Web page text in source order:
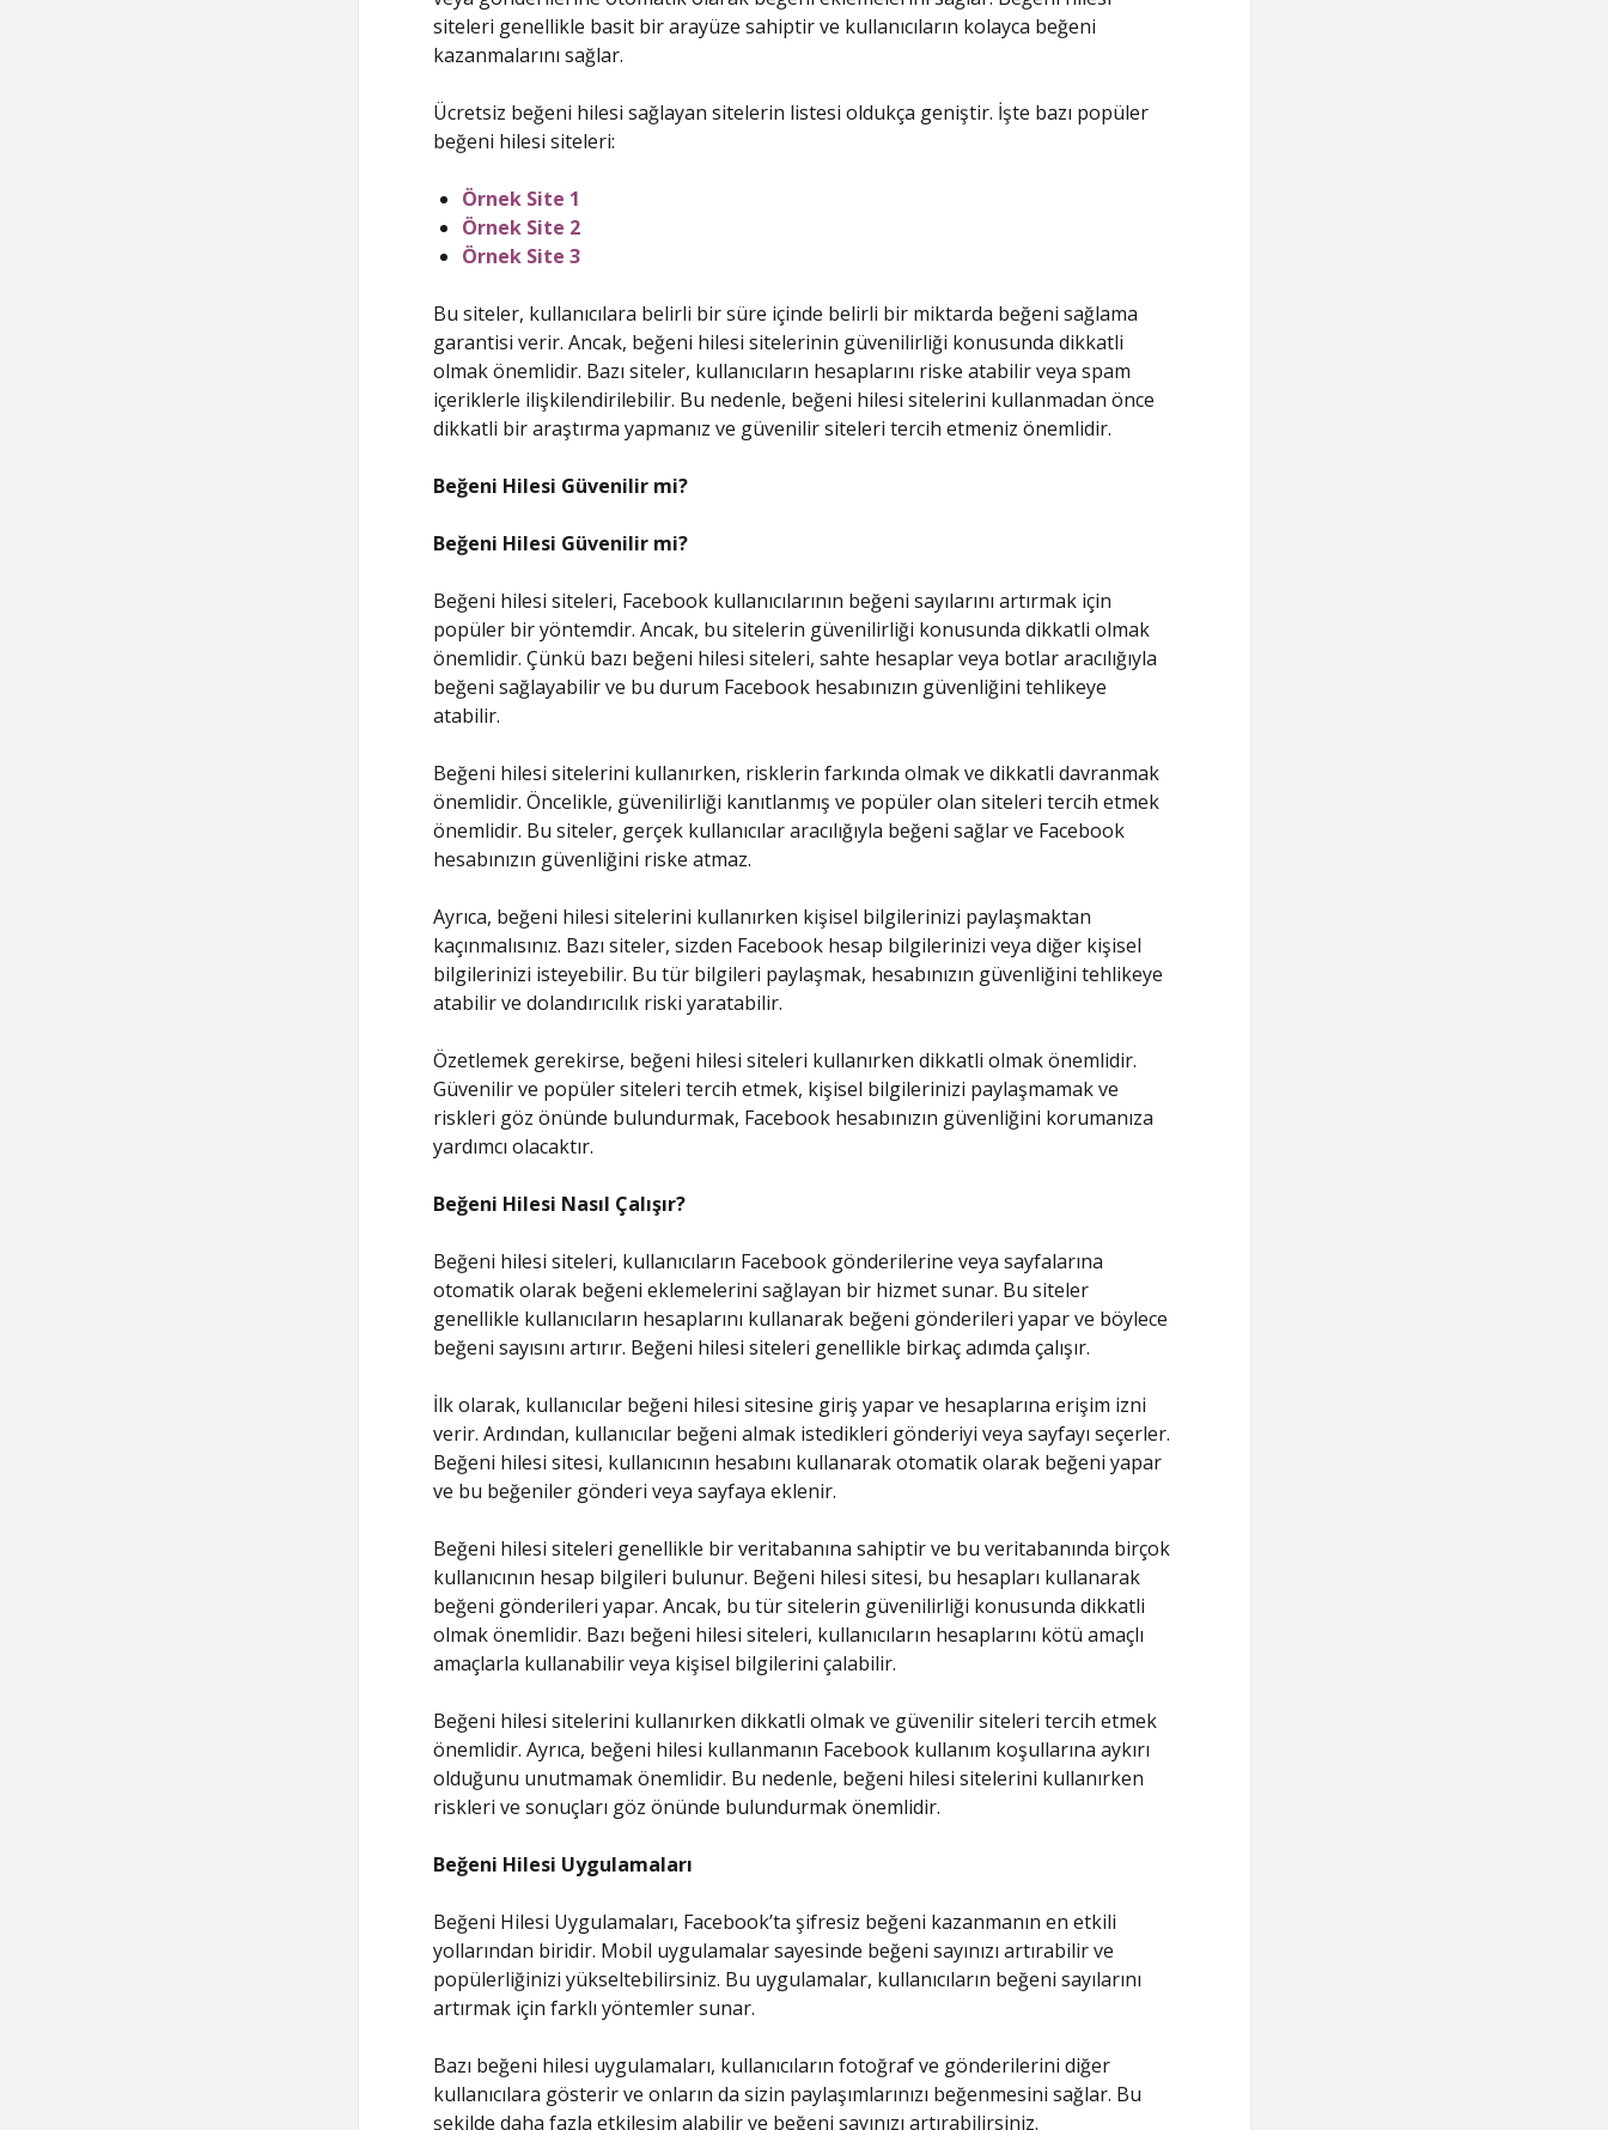
siteleri genellikle basit bir arayüze sahiptir ve kullanıcıların kolayca beğeni
kazanmalarını sağlar.
Ücretsiz beğeni hilesi sağlayan sitelerin listesi oldukça geniştir. İşte bazı popüler
beğeni hilesi siteleri:
Örnek Site 1
Örnek Site 2
Örnek Site 3
Bu siteler, kullanıcılara belirli bir süre içinde belirli bir miktarda beğeni sağlama
garantisi verir. Ancak, beğeni hilesi sitelerinin güvenilirliği konusunda dikkatli
olmak önemlidir. Bazı siteler, kullanıcıların hesaplarını riske atabilir veya spam
içeriklerle ilişkilendirilebilir. Bu nedenle, beğeni hilesi sitelerini kullanmadan önce
dikkatli bir araştırma yapmanız ve güvenilir siteleri tercih etmeniz önemlidir.
Beğeni Hilesi Güvenilir mi?
Beğeni Hilesi Güvenilir mi?
Beğeni hilesi siteleri, Facebook kullanıcılarının beğeni sayılarını artırmak için
popüler bir yöntemdir. Ancak, bu sitelerin güvenilirliği konusunda dikkatli olmak
önemlidir. Çünkü bazı beğeni hilesi siteleri, sahte hesaplar veya botlar aracılığıyla
beğeni sağlayabilir ve bu durum Facebook hesabınızın güvenliğini tehlikeye
atabilir.
Beğeni hilesi sitelerini kullanırken, risklerin farkında olmak ve dikkatli davranmak
önemlidir. Öncelikle, güvenilirliği kanıtlanmış ve popüler olan siteleri tercih etmek
önemlidir. Bu siteler, gerçek kullanıcılar aracılığıyla beğeni sağlar ve Facebook
hesabınızın güvenliğini riske atmaz.
Ayrıca, beğeni hilesi sitelerini kullanırken kişisel bilgilerinizi paylaşmaktan
kaçınmalısınız. Bazı siteler, sizden Facebook hesap bilgilerinizi veya diğer kişisel
bilgilerinizi isteyebilir. Bu tür bilgileri paylaşmak, hesabınızın güvenliğini tehlikeye
atabilir ve dolandırıcılık riski yaratabilir.
Özetlemek gerekirse, beğeni hilesi siteleri kullanırken dikkatli olmak önemlidir.
Güvenilir ve popüler siteleri tercih etmek, kişisel bilgilerinizi paylaşmamak ve
riskleri göz önünde bulundurmak, Facebook hesabınızın güvenliğini korumanıza
yardımcı olacaktır.
Beğeni Hilesi Nasıl Çalışır?
Beğeni hilesi siteleri, kullanıcıların Facebook gönderilerine veya sayfalarına
otomatik olarak beğeni eklemelerini sağlayan bir hizmet sunar. Bu siteler
genellikle kullanıcıların hesaplarını kullanarak beğeni gönderileri yapar ve böylece
beğeni sayısını artırır. Beğeni hilesi siteleri genellikle birkaç adımda çalışır.
İlk olarak, kullanıcılar beğeni hilesi sitesine giriş yapar ve hesaplarına erişim izni
verir. Ardından, kullanıcılar beğeni almak istedikleri gönderiyi veya sayfayı seçerler.
Beğeni hilesi sitesi, kullanıcının hesabını kullanarak otomatik olarak beğeni yapar
ve bu beğeniler gönderi veya sayfaya eklenir.
Beğeni hilesi siteleri genellikle bir veritabanına sahiptir ve bu veritabanında birçok
kullanıcının hesap bilgileri bulunur. Beğeni hilesi sitesi, bu hesapları kullanarak
beğeni gönderileri yapar. Ancak, bu tür sitelerin güvenilirliği konusunda dikkatli
olmak önemlidir. Bazı beğeni hilesi siteleri, kullanıcıların hesaplarını kötü amaçlı
amaçlarla kullanabilir veya kişisel bilgilerini çalabilir.
Beğeni hilesi sitelerini kullanırken dikkatli olmak ve güvenilir siteleri tercih etmek
önemlidir. Ayrıca, beğeni hilesi kullanmanın Facebook kullanım koşullarına aykırı
olduğunu unutmamak önemlidir. Bu nedenle, beğeni hilesi sitelerini kullanırken
riskleri ve sonuçları göz önünde bulundurmak önemlidir.
Beğeni Hilesi Uygulamaları
Beğeni Hilesi Uygulamaları, Facebook’ta şifresiz beğeni kazanmanın en etkili
yollarından biridir. Mobil uygulamalar sayesinde beğeni sayınızı artırabilir ve
popülerliğinizi yükseltebilirsiniz. Bu uygulamalar, kullanıcıların beğeni sayılarını
artırmak için farklı yöntemler sunar.
Bazı beğeni hilesi uygulamaları, kullanıcıların fotoğraf ve gönderilerini diğer
kullanıcılara gösterir ve onların da sizin paylaşımlarınızı beğenmesini sağlar. Bu
şekilde daha fazla etkileşim alabilir ve beğeni sayınızı artırabilirsiniz.